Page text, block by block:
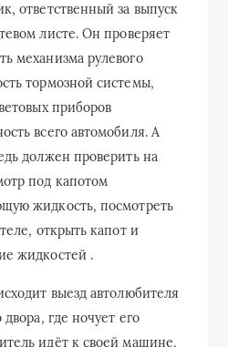
ответственный за выпуск
листе. Он проверяет
механизма рулевого
тормозной системы,
приборов
всего автомобиля. А
должен проверить на
под капотом
жидкость, посмотреть
открыть капот и
жидкостей .
выезд автолюбителя
где ночует его
идёт к своей машине,